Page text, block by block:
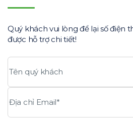
Quý khách vui lòng để lại số điện
được hỗ trợ chi tiết!